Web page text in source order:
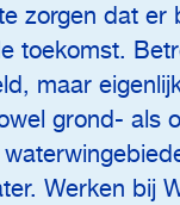
zorgen dat er
toekomst.
maar
grond- als
Werken bij